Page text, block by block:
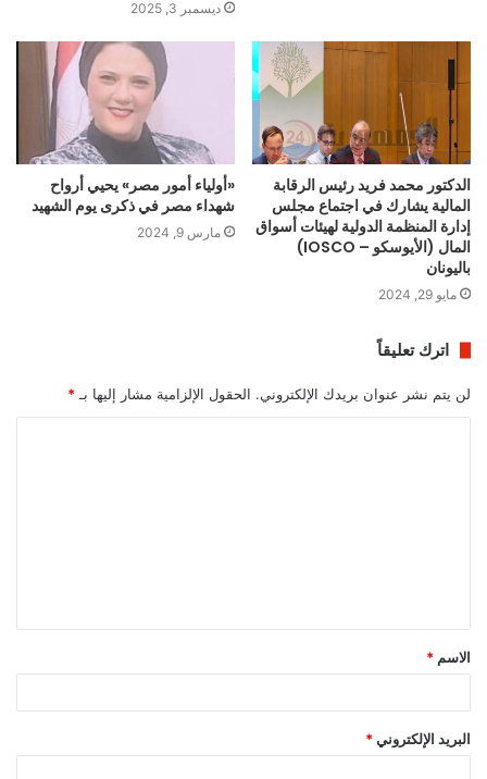
ديسمبر 3, 2025
الدكتور محمد فريد رئيس الرقابة
المالية يشارك في اجتماع مجلس
إدارة المنظمة الدولية لهيئات أسواق
المال (الأيوسكو – IOSCO)
باليونان
مايو 29, 2024
«أولياء أمور مصر» يحيي أرواح
شهداء مصر في ذكرى يوم الشهيد
مارس 9, 2024
اترك تعليقاً
لن يتم نشر عنوان بريدك الإلكتروني. الحقول الإلزامية مشار إليها بـ *
ق
*
الاسم *
البريد الإلكتروني *